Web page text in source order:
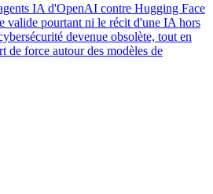
IA d'OpenAI contre Hugging Face
valide pourtant ni le récit d'une IA hors
devenue obsolète, tout en
de force autour des modèles de